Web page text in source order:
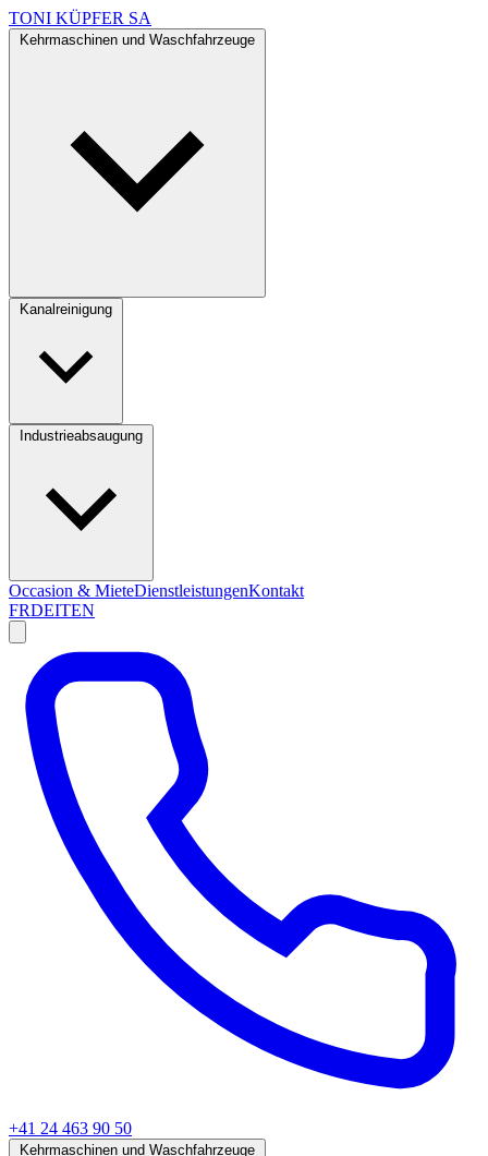
TONI KÜPFER SA
Occasion & MieteDienstleistungenKontakt
FRDEITEN
+41 24 463 90 50